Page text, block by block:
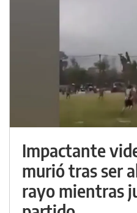
Impactante
murió tras ser
rayo mientras